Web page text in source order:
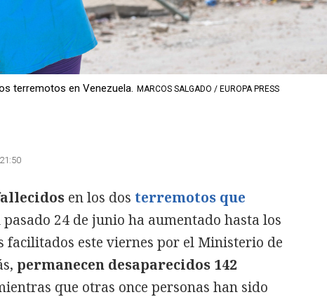
terremotos en Venezuela. MARCOS SALGADO / EUROPA PRESS
en los dos terremotos que
pasado 24 de junio ha aumentado hasta los
facilitados este viernes por el Ministerio de
permanecen desaparecidos 142
que otras once personas han sido